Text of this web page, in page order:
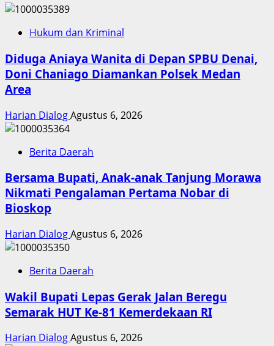
Hukum dan Kriminal
Diduga Aniaya Wanita di Depan SPBU Denai,
Doni Chaniago Diamankan Polsek Medan
Area
Harian DialogAgustus 6, 2026
Berita Daerah
Bersama Bupati, Anak-anak Tanjung Morawa
Nikmati Pengalaman Pertama Nobar di
Bioskop
Harian DialogAgustus 6, 2026
Berita Daerah
Wakil Bupati Lepas Gerak Jalan Beregu
Semarak HUT Ke-81 Kemerdekaan RI
Harian DialogAgustus 6, 2026